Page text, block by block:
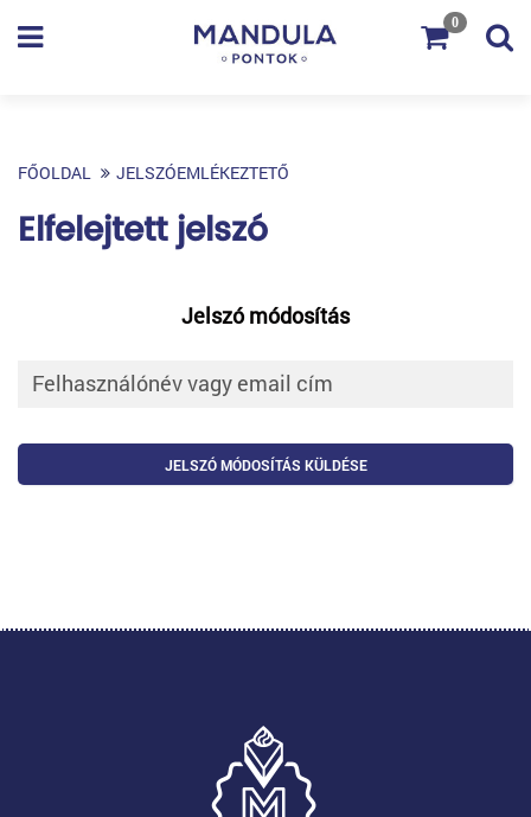
0
FŐOLDAL JELSZÓEMLÉKEZTETŐ
Elfelejtett jelszó
Jelszó módosítás
JELSZÓ MÓDOSÍTÁS KÜLDÉSE